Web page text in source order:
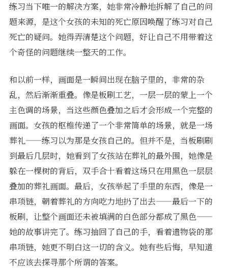
练习当下唯一的解决方案，她非常冷静地拆解了自己的问
题来源，是这个女孩的未知的死亡原因唤醒了练习对自己
死亡的疑问。她得弄清楚这个问题，好让自己不用带着这
个奇怪的问题继续一整天的工作。
和以前一样，画面是一瞬间出现在脑子里的，非常的杂
乱，然后渐渐重叠。像是板刷工艺，一层一层的蒙上一个
主色调的场景，当这些颜色叠加之后才会形成一个完整的
画面。女孩的枢椎传递了一个非常简单的场景，就是一场
葬礼——练习以为那是女孩自己的。但并不是，当板刷刷
到最后几层时，她看到了女孩站在葬礼的最外围，她像是
躲在一棵树的背后，双手合十看着这场只在用黑色一层层
叠加的葬礼画面。最后，女孩举起了手里的东西，像是一
串项链，朝着葬礼的方向吃力地扔了出去——最后一下的
板刷，让整个画面还未被填满的白色部分都成了黑色——
她的故事讲完了。练习抽回了自己的手，看着遗物袋的那
串项链，她更不明白这一切的含义。她有些后悔，早知道
不应该去探寻那个所谓的答案。